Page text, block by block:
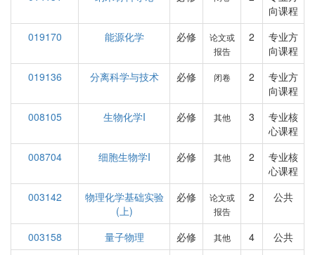
向课程
019170
能源化学 必修
论文或
报告
2
专业方
向课程
019136
分离科学与技术 必修 闭卷 2
专业方
向课程
008105
生物化学I 必修 其他 3
专业核
心课程
008704
细胞生物学I 必修 其他 2
专业核
心课程
003142
物理化学基础实验
(上)
必修
论文或
报告
2 公共
003158 量子物理 必修 其他 4
公共